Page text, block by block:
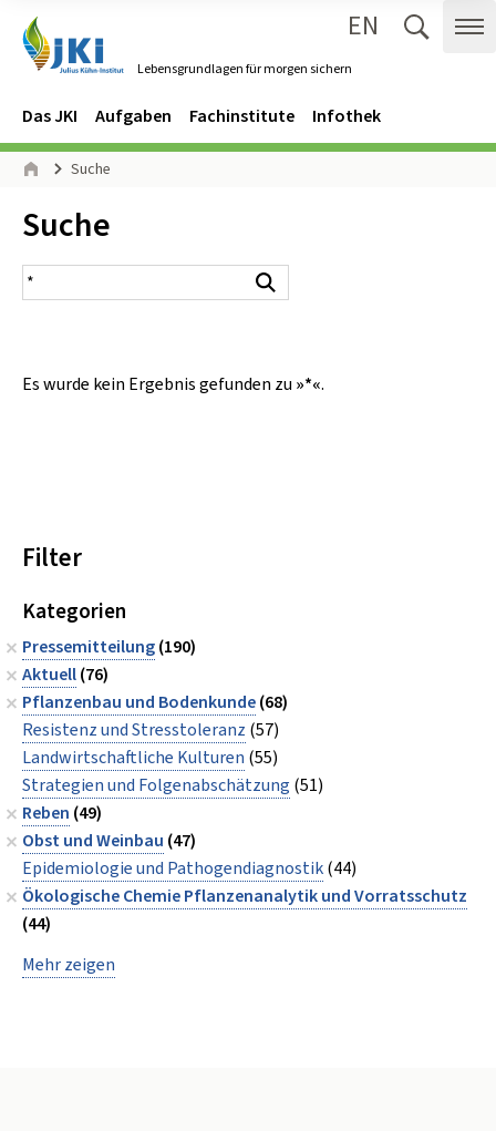
Lebensgrundlagen für morgen sichern
EN
Navigation
Hauptmenü
Das JKI Aufgaben Fachinstitute Infothek
Seitenpfad
Suche
Inhalt:
Suche
Suchergebnis
Es wurde kein Ergebnis gefunden zu »*«.
Filter
Kategorien
Pressemitteilung(190)
Aktuell(76)
Pflanzenbau und Bodenkunde(68)
Resistenz und Stresstoleranz (57)
Landwirtschaftliche Kulturen (55)
Strategien und Folgenabschätzung (51)
Reben (49)
Obst und Weinbau (47)
Epidemiologie und Pathogendiagnostik(44)
Ökologische Chemie Pflanzenanalytik und Vorratsschutz
(44)
Mehr zeigen